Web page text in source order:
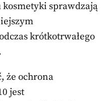
kosmetyki sprawdzają
krótkotrwałego
że ochrona
jest